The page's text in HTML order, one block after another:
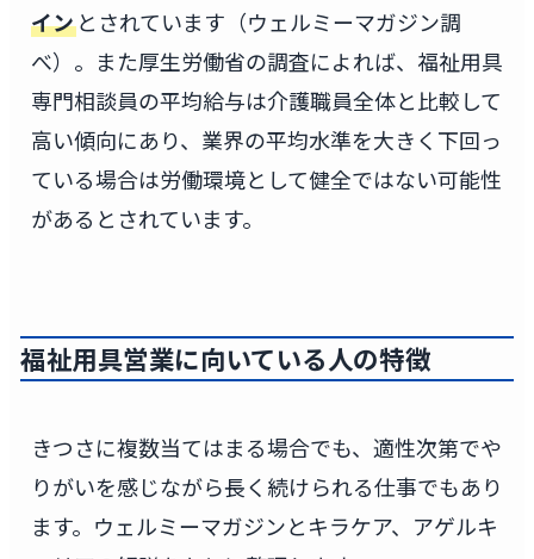
インとされています（ウェルミーマガジン調
べ）。また厚生労働省の調査によれば、福祉用具
専門相談員の平均給与は介護職員全体と比較して
高い傾向にあり、業界の平均水準を大きく下回っ
ている場合は労働環境として健全ではない可能性
があるとされています。
福祉用具営業に向いている人の特徴
きつさに複数当てはまる場合でも、適性次第でや
りがいを感じながら長く続けられる仕事でもあり
ます。ウェルミーマガジンとキラケア、アゲルキ